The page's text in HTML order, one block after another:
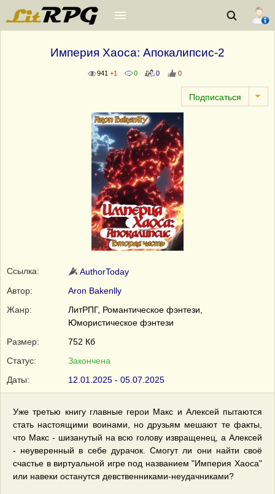
Империя Хаоса: Апокалипсис-2
941 +1 0 0 0
Ссылка:
AuthorToday
Автор:
Aron Bakenlly
Жанр:
ЛитРПГ, Романтическое фэнтези,
Юмористическое фэнтези
Размер:
752 Кб
Статус:
Закончена
Даты:
12.01.2025 - 05.07.2025
Уже третью книгу главные герои Макс и Алексей пытаются
стать настоящими воинами, но друзьям мешают те факты,
что Макс - шизанутый на всю голову извращенец, а Алексей
- неуверенный в себе дурачок. Смогут ли они найти своё
счастье в виртуальной игре под названием "Империя Хаоса"
или навеки останутся девственниками-неудачниками?